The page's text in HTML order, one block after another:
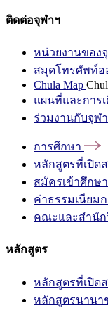
ติดต่อจุฬาฯ
หน่วยงานของ
สมุดโทรศัพท์อ
Chula Map
แผนที่และการ
ร่วมงานกับจุฬ
การศึกษา
หลักสูตรที่เปิด
สมัครเข้าศึกษา
ค่าธรรมเนียม
คณะและสำนัก
หลักสูตร
หลักสูตรที่เปิด
หลักสูตรนานา